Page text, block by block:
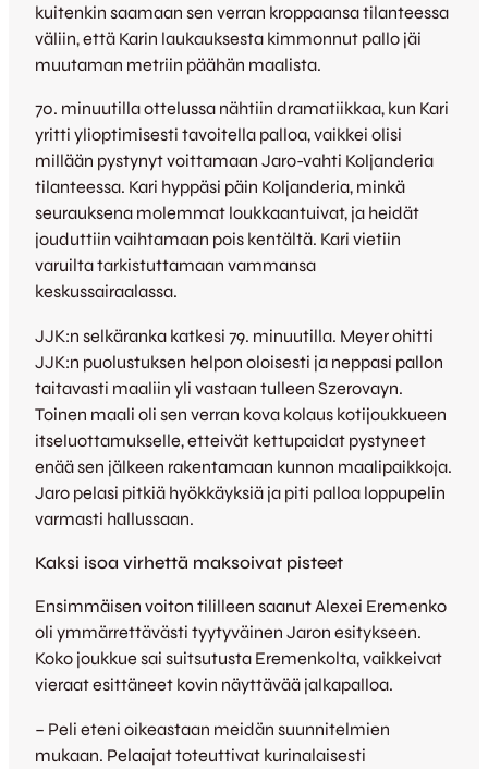
kuitenkin saamaan sen verran kroppaansa tilanteessa
väliin, että Karin laukauksesta kimmonnut pallo jäi
muutaman metriin päähän maalista.
70. minuutilla ottelussa nähtiin dramatiikkaa, kun Kari
yritti ylioptimisesti tavoitella palloa, vaikkei olisi
millään pystynyt voittamaan Jaro-vahti Koljanderia
tilanteessa. Kari hyppäsi päin Koljanderia, minkä
seurauksena molemmat loukkaantuivat, ja heidät
jouduttiin vaihtamaan pois kentältä. Kari vietiin
varuilta tarkistuttamaan vammansa
keskussairaalassa.
JJK:n selkäranka katkesi 79. minuutilla. Meyer ohitti
JJK:n puolustuksen helpon oloisesti ja neppasi pallon
taitavasti maaliin yli vastaan tulleen Szerovayn.
Toinen maali oli sen verran kova kolaus kotijoukkueen
itseluottamukselle, etteivät kettupaidat pystyneet
enää sen jälkeen rakentamaan kunnon maalipaikkoja.
Jaro pelasi pitkiä hyökkäyksiä ja piti palloa loppupelin
varmasti hallussaan.
Kaksi isoa virhettä maksoivat pisteet
Ensimmäisen voiton tililleen saanut Alexei Eremenko
oli ymmärrettävästi tyytyväinen Jaron esitykseen.
Koko joukkue sai suitsutusta Eremenkolta, vaikkeivat
vieraat esittäneet kovin näyttävää jalkapalloa.
– Peli eteni oikeastaan meidän suunnitelmien
mukaan. Pelaajat toteuttivat kurinalaisesti